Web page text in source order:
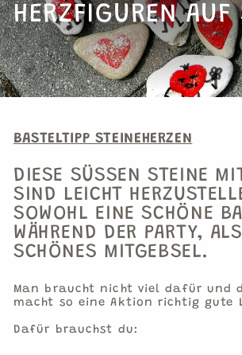
HERZFIGUREN AUF
BASTELTIPP STEINEHERZEN
DIESE SÜSSEN STEINE
SIND LEICHT
SOWOHL EINE SCHÖNE
WÄHREND DER PARTY,
SCHÖNES MITGEBSEL.
Man braucht nicht viel dafür und
macht so eine Aktion richtig gute
Dafür brauchst du: